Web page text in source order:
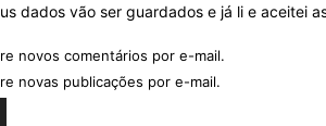
dados vão ser guardados e já li e aceitei
novos comentários por e-mail.
novas publicações por e-mail.